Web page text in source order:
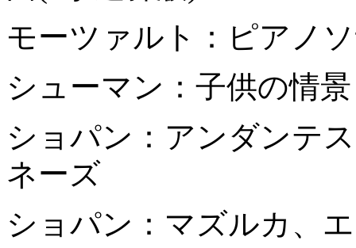
モーツァルト：ピアノ
シューマン：子供の情景
ショパン：アンダンテ
ネーズ
ショパン：マズルカ、